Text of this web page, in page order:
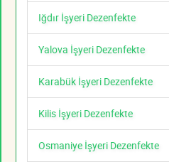
Iğdır İşyeri Dezenfekte
Yalova İşyeri Dezenfekte
Karabük İşyeri Dezenfekte
Kilis İşyeri Dezenfekte
Osmaniye İşyeri Dezenfekte